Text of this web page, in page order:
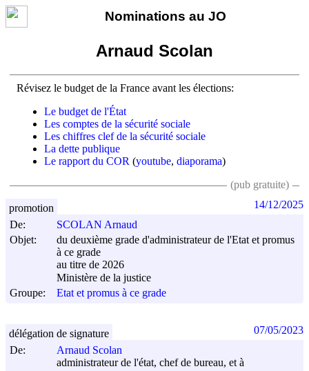
Nominations au JO
Arnaud Scolan
Révisez le budget de la France avant les élections:
Le budget de l'État
Les comptes de la sécurité sociale
Les chiffres clef de la sécurité sociale
La dette publique
Le rapport du COR (youtube, diaporama)
(pub gratuite)
De:
SCOLAN Arnaud
Objet:
du deuxième grade d'administrateur de l'Etat et promus
à ce grade
au titre de 2026
Ministère de la justice
Groupe:
Etat et promus à ce grade
promotion 14/12/2025
De:
Arnaud Scolan
administrateur de l'état, chef de bureau, et à
délégation de signature 07/05/2023